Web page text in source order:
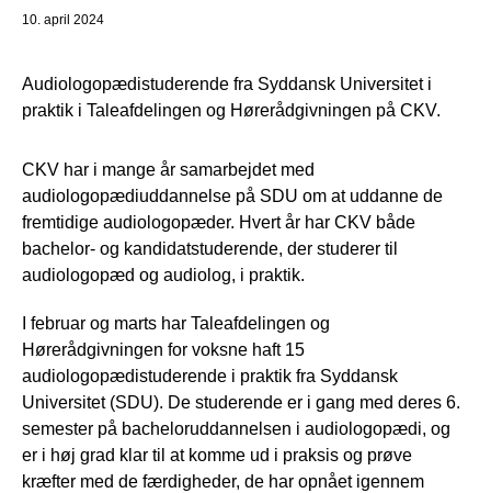
10. april 2024
Audiologopædistuderende fra Syddansk Universitet i
praktik i Taleafdelingen og Hørerådgivningen på CKV.
CKV har i mange år samarbejdet med
audiologopædiuddannelse på SDU om at uddanne de
fremtidige audiologopæder. Hvert år har CKV både
bachelor- og kandidatstuderende, der studerer til
audiologopæd og audiolog, i praktik.
I februar og marts har Taleafdelingen og
Hørerådgivningen for voksne haft 15
audiologopædistuderende i praktik fra Syddansk
Universitet (SDU). De studerende er i gang med deres 6.
semester på bacheloruddannelsen i audiologopædi, og
er i høj grad klar til at komme ud i praksis og prøve
kræfter med de færdigheder, de har opnået igennem